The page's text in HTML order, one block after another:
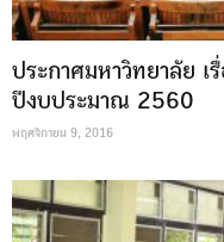
ประกาศมหาวิทยาลัย
ปีงบประมาณ 2560
พฤศจิกายน 9, 2016